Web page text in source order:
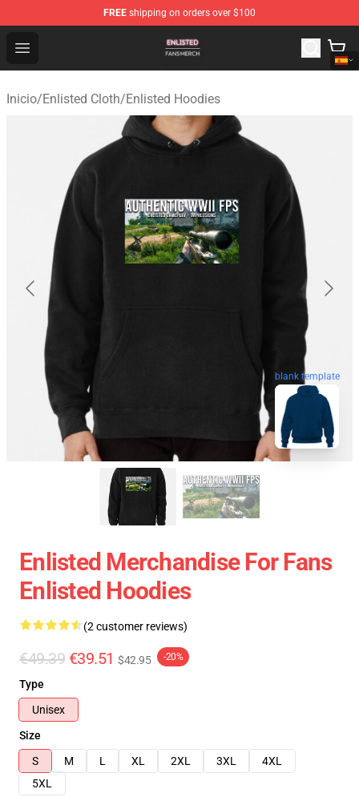
FREE shipping on orders over $100
Open menu
Enlisted Shop - Official Enlisted Merchandise Store
Inicio/Enlisted Cloth/Enlisted Hoodies
blank template
Enlisted Merchandise For Fans
Enlisted Hoodies
(2 customer reviews)
€49.39 €39.51 $42.95 -20%
Type
Unisex
Size
S
M L XL 2XL 3XL
4XL
5XL